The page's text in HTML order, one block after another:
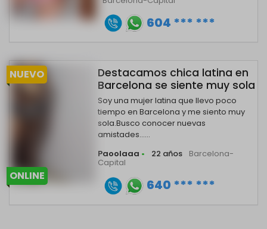
604 *** ***
NUEVO
ONLINE
Destacamos chica latina en
Barcelona se siente muy sola
Soy una mujer latina que llevo poco
tiempo en Barcelona y me siento muy
sola.Busco conocer nuevas
amistades......
Paoolaaa • 22 años Barcelona-
Capital
640 *** ***